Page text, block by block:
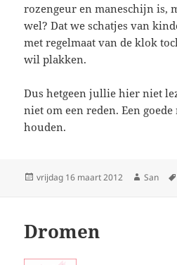
rozengeur en maneschijn is,
wel? Dat we schatjes van
met regelmaat van de klok
wil plakken.
Dus hetgeen jullie hier niet
niet om een reden. Een
houden.
Geplaatst
vrijdag 16 maart 2012 Auteur
San
Dromen